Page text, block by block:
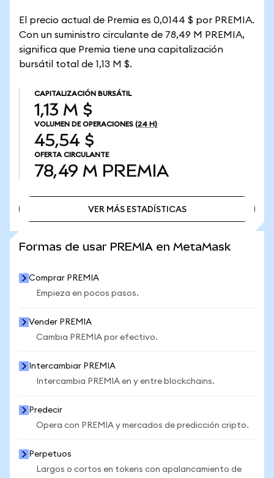
El precio actual de Premia es 0,0144 $ por PREMIA.
Con un suministro circulante de 78,49 M PREMIA,
significa que Premia tiene una capitalización
bursátil total de 1,13 M $.
CAPITALIZACIÓN BURSÁTIL
1,13 M $
VOLUMEN DE OPERACIONES (24 H)
45,54 $
OFERTA CIRCULANTE
78,49 M PREMIA
VER MÁS ESTADÍSTICAS
Formas de usar PREMIA en MetaMask
Comprar PREMIA
Empieza en pocos pasos.
Vender PREMIA
Cambia PREMIA por efectivo.
Intercambiar PREMIA
Intercambia PREMIA en y entre blockchains.
Predecir
Opera con PREMIA y mercados de predicción cripto.
Perpetuos
Largos o cortos en tokens con apalancamiento de